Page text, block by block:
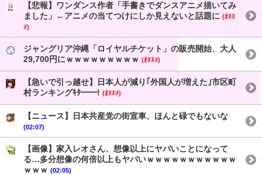
【悲報】ワンダンス作者「手書きでダンスアニメ描いてみ
ました」←アニメの当てつけにしか見えないと話題に (ｵﾇﾇ
ﾒ)
ジャングリア沖縄「ロイヤルチケット」の販売開始、大人
29,700円にｗｗｗｗｗｗｗｗｗ (ｵﾇﾇﾒ)
【急いで引っ越せ】日本人が減り｢外国人が増えた｣市区町
村ランキングｷﾀ━━! (ｵﾇﾇﾒ)
【ニュース】日本共産党の街宣車、ほんと碌でもないな
(02:07)
【画像】家入レオさん、想像以上にヤバいことになって
る…多分想像の何倍以上もヤバいｗｗｗｗｗｗｗｗｗｗｗ
ｗｗｗ (02:05)